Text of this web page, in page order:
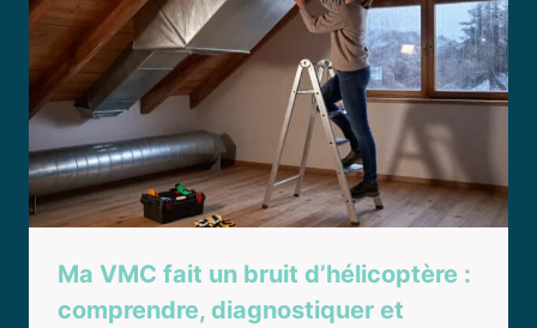
Ma VMC fait un bruit d’hélicoptère :
comprendre, diagnostiquer et